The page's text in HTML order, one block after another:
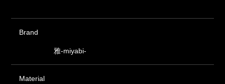
Brand
雅-miyabi-
Material